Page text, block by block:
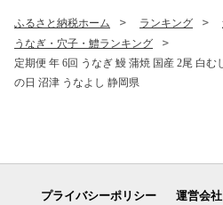
ふるさと納税ホーム ランキング
うなぎ・穴子・鱧ランキング
定期便 年 6回 うなぎ 鰻 蒲焼 国産 2尾 白む
の日 沼津 うなよし 静岡県
プライバシーポリシー 運営会社